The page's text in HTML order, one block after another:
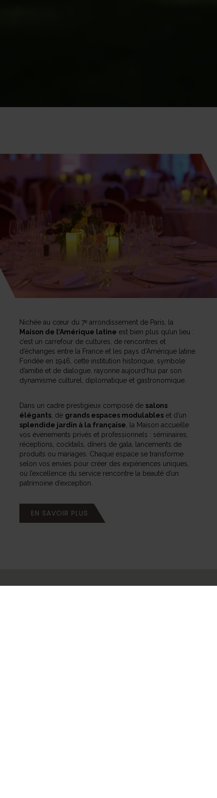
Nichée au cœur du 7ᵉ arrondissement de Paris, la
Maison de l’Amérique latine est bien plus qu’un lieu :
c’est un carrefour de cultures, de rencontres et
d’échanges entre la France et les pays d’Amérique latine.
Fondée en 1946, cette institution historique, symbole
d’amitié et de dialogue, rayonne aujourd’hui par son
dynamisme culturel, diplomatique et gastronomique.
Dans un cadre prestigieux composé de salons
élégants, de grands espaces modulables et d’un
splendide jardin à la française, la Maison accueille
vos événements privés et professionnels : séminaires,
réceptions, cocktails, dîners de gala, lancements de
produits ou mariages. Chaque espace se transforme
selon vos envies pour créer des expériences uniques,
où l’excellence du service rencontre la beauté d’un
patrimoine d’exception.
EN SAVOIR PLUS